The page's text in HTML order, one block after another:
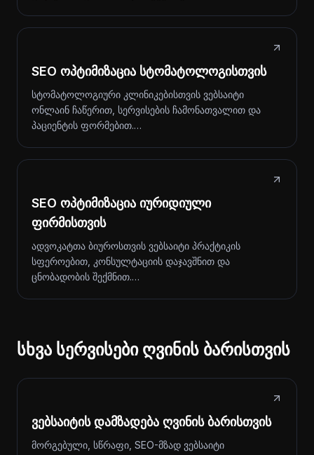
SEO ოპტიმიზაცია სტომატოლოგისთვის
სტომატოლოგიური კლინიკებისთვის ვებსაიტი
ონლაინ ჩაწერით, სერვისების ჩამონათვალით და
პაციენტის ფორმებით.…
SEO ოპტიმიზაცია იურიდიული
ფირმისთვის
ადვოკატთა ბიუროსთვის ვებსაიტი პრაქტიკის
სფეროებით, კონსულტაციის დაჯავშნით და
ცნობადობის შექმნით.…
სხვა სერვისები ღვინის ბარისთვის
ვებსაიტის დამზადება ღვინის ბარისთვის
მორგებული, სწრაფი, SEO-მზად ვებსაიტი